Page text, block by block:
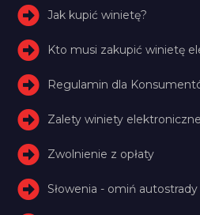
Jak kupić winietę?
Kto musi zakupić winietę
Regulamin dla
Zalety winiety
Zwolnienie z opłaty
Słowenia - omiń autostrady